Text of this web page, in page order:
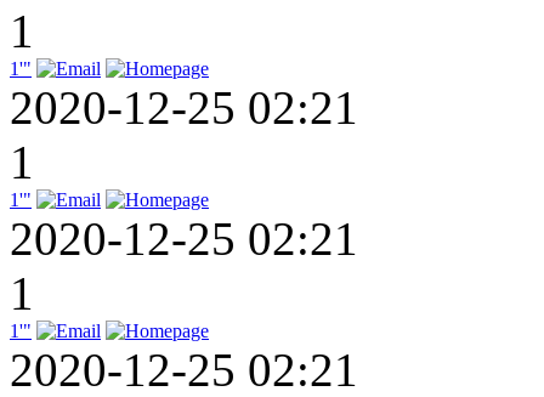
1
1'"
2020-12-25 02:21
1
1'"
2020-12-25 02:21
1
1'"
2020-12-25 02:21